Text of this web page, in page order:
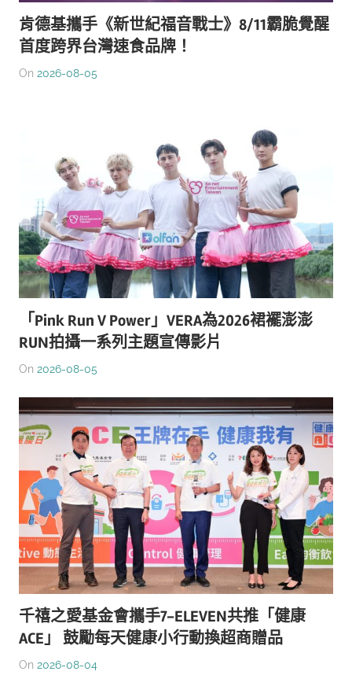
肯德基攜手《新世紀福音戰士》8/11霸脆覺醒
首度跨界台灣速食品牌！
On 2026-08-05
「Pink Run V Power」VERA為2026裙襬澎澎
RUN拍攝一系列主題宣傳影片
On 2026-08-05
千禧之愛基金會攜手7-ELEVEN共推「健康
ACE」 鼓勵每天健康小行動換超商贈品
On 2026-08-04